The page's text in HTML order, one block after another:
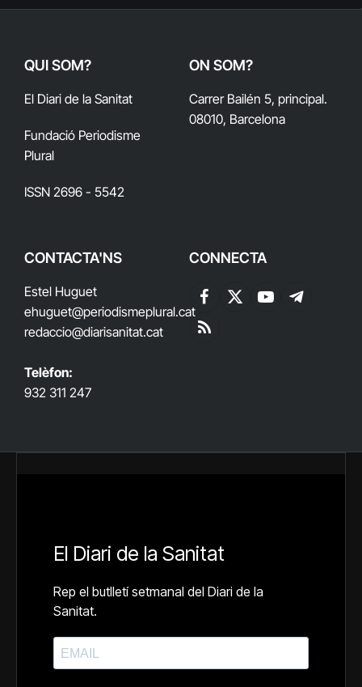
QUI SOM?
El Diari de la Sanitat
Fundació Periodisme
Plural
ISSN 2696 - 5542
ON SOM?
Carrer Bailén 5, principal.
08010, Barcelona
CONTACTA'NS
Estel Huguet
ehuguet@periodismeplural.cat
redaccio@diarisanitat.cat
Telèfon:
932 311 247
CONNECTA
Facebook
X
YouTubeTelegram
RSS